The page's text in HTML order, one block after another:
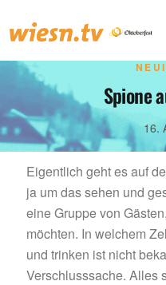
Spione
16.
Eigentlich geht es auf
ja um das sehen und
eine Gruppe von
möchten. In welchem
und trinken ist nicht
Verschlusssache. Alles